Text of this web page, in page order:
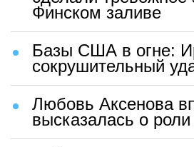
Финском заливе
Базы США в огне:
сокрушительный
Любовь Аксенова
высказалась о